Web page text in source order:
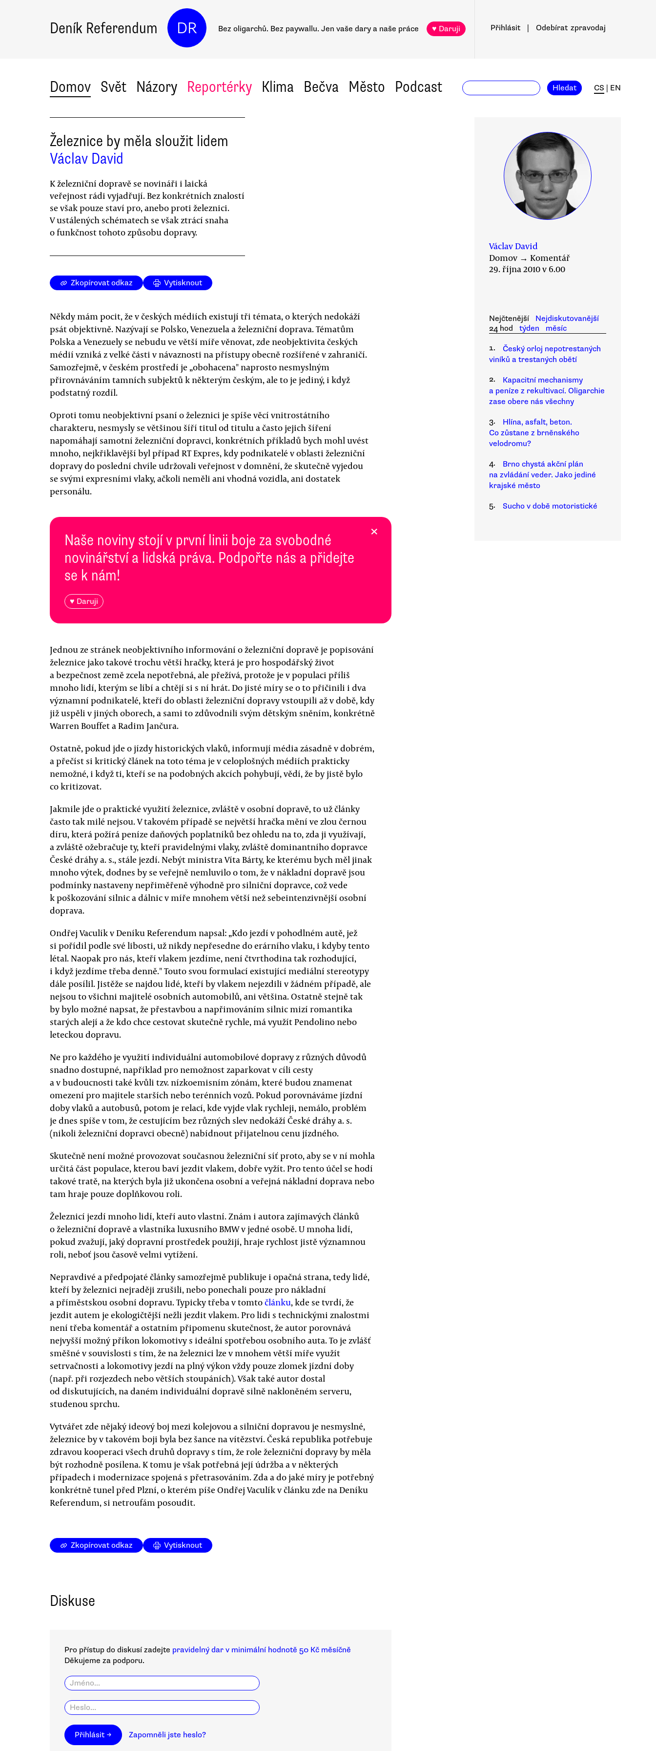
Deník Referendum DR Bez oligarchů. Bez paywallu. Jen vaše dary a naše práce ♥ Daruji Přihlásit Odebírat zpravodaj
Domov Svět Názory Reportérky Klima Bečva Město Podcast Hledat CS EN
Železnice by měla sloužit lidem
Václav David
K železniční dopravě se novináři i laická
veřejnost rádi vyjadřují. Bez konkrétních znalostí
se však pouze staví pro, anebo proti železnici.
V ustálených schématech se však ztrácí snaha
o funkčnost tohoto způsobu dopravy.
Zkopírovat odkaz Vytisknout
Někdy mám pocit, že v českých médiích existují tři témata, o kterých nedokáží
psát objektivně. Nazývají se Polsko, Venezuela a železniční doprava. Tématům
Polska a Venezuely se nebudu ve větší míře věnovat, zde neobjektivita českých
médií vzniká z velké části v návaznosti na přístupy obecně rozšířené v zahraničí.
Samozřejmě, v českém prostředí je „obohacena" naprosto nesmyslným
přirovnáváním tamních subjektů k některým českým, ale to je jediný, i když
podstatný rozdíl.
Oproti tomu neobjektivní psaní o železnici je spíše věcí vnitrostátního
charakteru, nesmysly se většinou šíří titul od titulu a často jejich šíření
napomáhají samotní železniční dopravci, konkrétních příkladů bych mohl uvést
mnoho, nejkřiklavější byl případ RT Expres, kdy podnikatelé v oblasti železniční
dopravy do poslední chvíle udržovali veřejnost v domnění, že skutečně vyjedou
se svými expresními vlaky, ačkoli neměli ani vhodná vozidla, ani dostatek
personálu.
Naše noviny stojí v první linii boje za svobodné
novinářství a lidská práva. Podpořte nás a přidejte
se k nám!
♥ Daruji
×
Jednou ze stránek neobjektivního informování o železniční dopravě je popisování
železnice jako takové trochu větší hračky, která je pro hospodářský život
a bezpečnost země zcela nepotřebná, ale přežívá, protože je v populaci příliš
mnoho lidí, kterým se líbí a chtějí si s ní hrát. Do jisté míry se o to přičinili i dva
významní podnikatelé, kteří do oblasti železniční dopravy vstoupili až v době, kdy
již uspěli v jiných oborech, a sami to zdůvodnili svým dětským sněním, konkrétně
Warren Bouffet a Radim Jančura.
Ostatně, pokud jde o jízdy historických vlaků, informují média zásadně v dobrém,
a přečíst si kritický článek na toto téma je v celoplošných médiích prakticky
nemožné, i když ti, kteří se na podobných akcích pohybují, vědí, že by jistě bylo
co kritizovat.
Jakmile jde o praktické využití železnice, zvláště v osobní dopravě, to už články
často tak milé nejsou. V takovém případě se největší hračka mění ve zlou černou
díru, která požírá peníze daňových poplatníků bez ohledu na to, zda ji využívají,
a zvláště ožebračuje ty, kteří pravidelnými vlaky, zvláště dominantního dopravce
České dráhy a. s., stále jezdí. Nebýt ministra Víta Bárty, ke kterému bych měl jinak
mnoho výtek, dodnes by se veřejně nemluvilo o tom, že v nákladní dopravě jsou
podmínky nastaveny nepřiměřeně výhodně pro silniční dopravce, což vede
k poškozování silnic a dálnic v míře mnohem větší než sebeintenzivnější osobní
doprava.
Ondřej Vaculík v Deníku Referendum napsal: „Kdo jezdí v pohodlném autě, jež
si pořídil podle své libosti, už nikdy nepřesedne do erárního vlaku, i kdyby tento
létal. Naopak pro nás, kteří vlakem jezdíme, není čtvrthodina tak rozhodující,
i když jezdíme třeba denně." Touto svou formulací existující mediální stereotypy
dále posílil. Jistěže se najdou lidé, kteří by vlakem nejezdili v žádném případě, ale
nejsou to všichni majitelé osobních automobilů, ani většina. Ostatně stejně tak
by bylo možné napsat, že přestavbou a napřimováním silnic mizí romantika
starých alejí a že kdo chce cestovat skutečně rychle, má využít Pendolino nebo
leteckou dopravu.
Ne pro každého je využití individuální automobilové dopravy z různých důvodů
snadno dostupné, například pro nemožnost zaparkovat v cíli cesty
a v budoucnosti také kvůli tzv. nízkoemisním zónám, které budou znamenat
omezení pro majitele starších nebo terénních vozů. Pokud porovnáváme jízdní
doby vlaků a autobusů, potom je relací, kde vyjde vlak rychleji, nemálo, problém
je dnes spíše v tom, že cestujícím bez různých slev nedokáží České dráhy a. s.
(nikoli železniční dopravci obecně) nabídnout přijatelnou cenu jízdného.
Skutečně není možné provozovat současnou železniční síť proto, aby se v ní mohla
určitá část populace, kterou baví jezdit vlakem, dobře vyžít. Pro tento účel se hodí
takové tratě, na kterých byla již ukončena osobní a veřejná nákladní doprava nebo
tam hraje pouze doplňkovou roli.
Železnicí jezdí mnoho lidí, kteří auto vlastní. Znám i autora zajímavých článků
o železniční dopravě a vlastníka luxusního BMW v jedné osobě. U mnoha lidí,
pokud zvažují, jaký dopravní prostředek použijí, hraje rychlost jistě významnou
roli, neboť jsou časově velmi vytížení.
Nepravdivé a předpojaté články samozřejmě publikuje i opačná strana, tedy lidé,
kteří by železnici nejraději zrušili, nebo ponechali pouze pro nákladní
a příměstskou osobní dopravu. Typicky třeba v tomtočlánku, kde se tvrdí, že
jezdit autem je ekologičtější nežli jezdit vlakem. Pro lidi s technickými znalostmi
není třeba komentář a ostatním připomenu skutečnost, že autor porovnává
nejvyšší možný příkon lokomotivy s ideální spotřebou osobního auta. To je zvlášť
směšné v souvislosti s tím, že na železnici lze v mnohem větší míře využít
setrvačnosti a lokomotivy jezdí na plný výkon vždy pouze zlomek jízdní doby
(např. při rozjezdech nebo větších stoupáních). Však také autor dostal
od diskutujících, na daném individuální dopravě silně nakloněném serveru,
studenou sprchu.
Vytvářet zde nějaký ideový boj mezi kolejovou a silniční dopravou je nesmyslné,
železnice by v takovém boji byla bez šance na vítězství. Česká republika potřebuje
zdravou kooperaci všech druhů dopravy s tím, že role železniční dopravy by měla
být rozhodně posílena. K tomu je však potřebná její údržba a v některých
případech i modernizace spojená s přetrasováním. Zda a do jaké míry je potřebný
konkrétně tunel před Plzní, o kterém píše Ondřej Vaculík v článku zde na Deníku
Referendum, si netroufám posoudit.
Václav David
Domov → Komentář
29. října 2010 v 6.00
Nejčtenější
Nejdiskutovanější
24 hod
týden
měsíc
1.
Český orloj nepotrestaných
viníků a trestaných obětí
2.
Kapacitní mechanismy
a peníze z rekultivací. Oligarchie
zase obere nás všechny
3.
Hlína, asfalt, beton.
Co zůstane z brněnského
velodromu?
4.
Brno chystá akční plán
na zvládání veder. Jako jediné
krajské město
5.
Sucho v době motoristické
Zkopírovat odkaz Vytisknout
Diskuse
Pro přístup do diskusí zadejte pravidelný dar v minimální hodnotě 50 Kč měsíčně
Děkujeme za podporu.
Přihlásit → Zapomněli jste heslo?